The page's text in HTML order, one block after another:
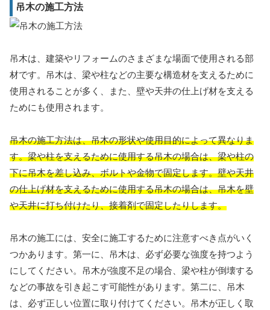
吊木の施工方法
吊木は、建築やリフォームのさまざまな場面で使用される部
材です。吊木は、梁や柱などの主要な構造材を支えるために
使用されることが多く、また、壁や天井の仕上げ材を支える
ためにも使用されます。
吊木の施工方法は、吊木の形状や使用目的によって異なりま
す。梁や柱を支えるために使用する吊木の場合は、梁や柱の
下に吊木を差し込み、ボルトや金物で固定します。壁や天井
の仕上げ材を支えるために使用する吊木の場合は、吊木を壁
や天井に打ち付けたり、接着剤で固定したりします。
吊木の施工には、安全に施工するために注意すべき点がいく
つかあります。第一に、吊木は、必ず必要な強度を持つよう
にしてください。吊木が強度不足の場合、梁や柱が倒壊する
などの事故を引き起こす可能性があります。第二に、吊木
は、必ず正しい位置に取り付けてください。吊木が正しく取